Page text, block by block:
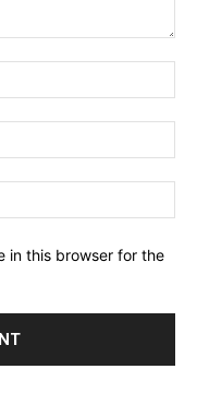
in this browser for the